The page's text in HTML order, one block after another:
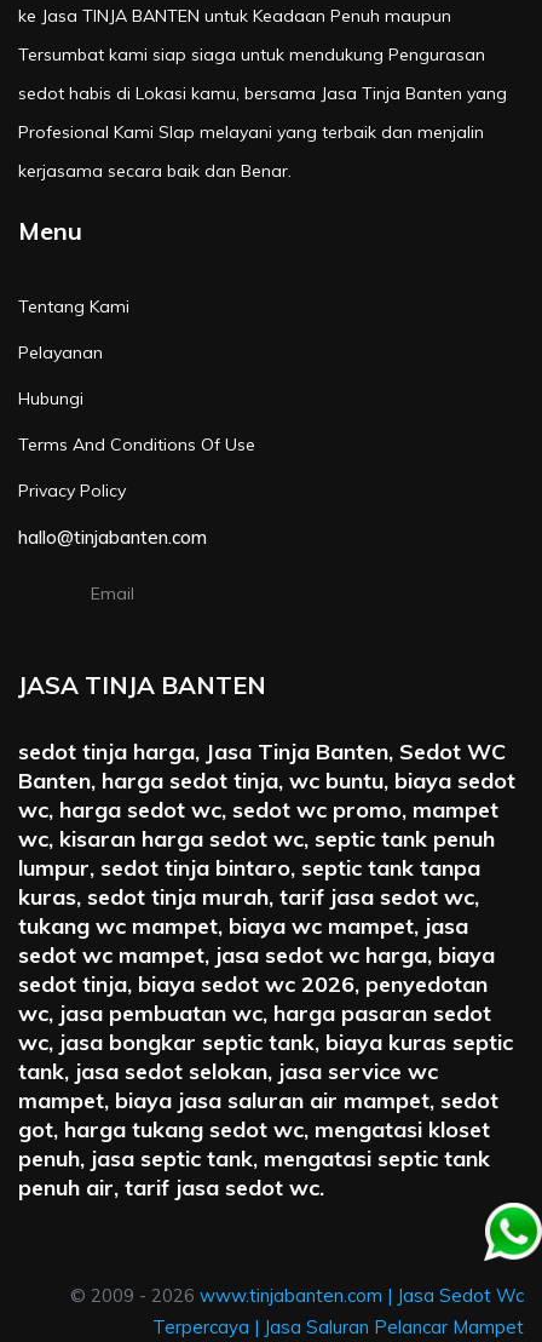
ke Jasa TINJA BANTEN untuk Keadaan Penuh maupun
Tersumbat kami siap siaga untuk mendukung Pengurasan
sedot habis di Lokasi kamu, bersama Jasa Tinja Banten yang
Profesional Kami SIap melayani yang terbaik dan menjalin
kerjasama secara baik dan Benar.
Menu
Tentang Kami
Pelayanan
Hubungi
Terms And Conditions Of Use
Privacy Policy
hallo@tinjabanten.com
Email
JASA TINJA BANTEN
sedot tinja harga, Jasa Tinja Banten, Sedot WC
Banten, harga sedot tinja, wc buntu, biaya sedot
wc, harga sedot wc, sedot wc promo, mampet
wc, kisaran harga sedot wc, septic tank penuh
lumpur, sedot tinja bintaro, septic tank tanpa
kuras, sedot tinja murah, tarif jasa sedot wc,
tukang wc mampet, biaya wc mampet, jasa
sedot wc mampet, jasa sedot wc harga, biaya
sedot tinja, biaya sedot wc 2026, penyedotan
wc, jasa pembuatan wc, harga pasaran sedot
wc, jasa bongkar septic tank, biaya kuras septic
tank, jasa sedot selokan, jasa service wc
mampet, biaya jasa saluran air mampet, sedot
got, harga tukang sedot wc, mengatasi kloset
penuh, jasa septic tank, mengatasi septic tank
penuh air, tarif jasa sedot wc.
© 2009 - 2026 www.tinjabanten.com | Jasa Sedot Wc
Terpercaya | Jasa Saluran Pelancar Mampet